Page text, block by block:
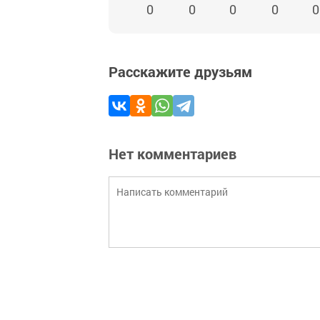
0 0 0 0 0
Расскажите друзьям
Нет комментариев